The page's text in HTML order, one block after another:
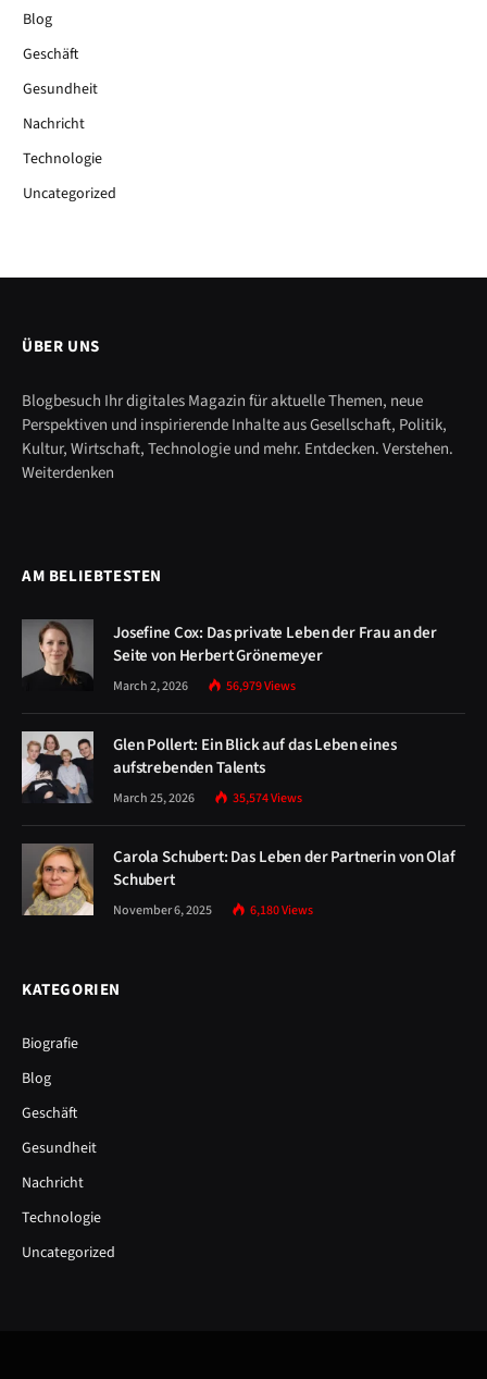
Blog
Geschäft
Gesundheit
Nachricht
Technologie
Uncategorized
ÜBER UNS
Blogbesuch Ihr digitales Magazin für aktuelle Themen, neue
Perspektiven und inspirierende Inhalte aus Gesellschaft, Politik,
Kultur, Wirtschaft, Technologie und mehr. Entdecken. Verstehen.
Weiterdenken
AM BELIEBTESTEN
Josefine Cox: Das private Leben der Frau an der
Seite von Herbert Grönemeyer
March 2, 2026 56,979Views
Glen Pollert: Ein Blick auf das Leben eines
aufstrebenden Talents
March 25, 2026 35,574Views
Carola Schubert: Das Leben der Partnerin von Olaf
Schubert
November 6, 2025 6,180Views
KATEGORIEN
Biografie
Blog
Geschäft
Gesundheit
Nachricht
Technologie
Uncategorized